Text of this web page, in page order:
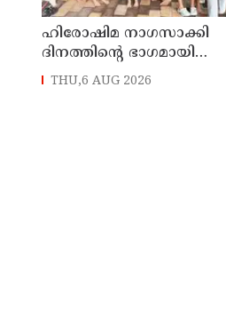
ഹിരോഷിമ നാഗസാക്കി
ദിനത്തിന്റെ ഭാഗമായി
യുദ്ധവിരുദ്ധ ബാഡ്ജ്
വിതരണത്തിന്റെ തളിപ്പറമ്പ്
THU,6 AUG 2026